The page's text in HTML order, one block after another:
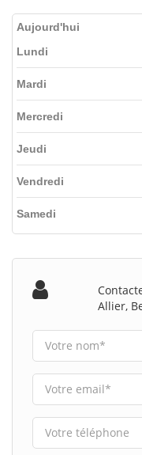
Aujourd'hui
Lundi
Mardi
Mercredi
Jeudi
Vendredi
Samedi
Allier,